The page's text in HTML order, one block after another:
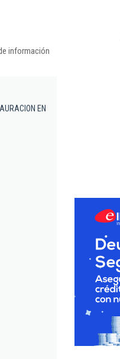
información
EN